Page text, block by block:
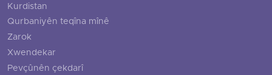
Kurdistan
Qurbaniyên teqîna mînê
Zarok
Xwendekar
Pevçûnên çekdarî